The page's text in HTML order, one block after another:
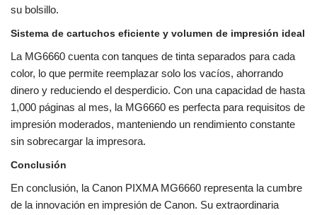
su bolsillo.
Sistema de cartuchos eficiente y volumen de impresión ideal
La MG6660 cuenta con tanques de tinta separados para cada
color, lo que permite reemplazar solo los vacíos, ahorrando
dinero y reduciendo el desperdicio. Con una capacidad de hasta
1,000 páginas al mes, la MG6660 es perfecta para requisitos de
impresión moderados, manteniendo un rendimiento constante
sin sobrecargar la impresora.
Conclusión
En conclusión, la Canon PIXMA MG6660 representa la cumbre
de la innovación en impresión de Canon. Su extraordinaria